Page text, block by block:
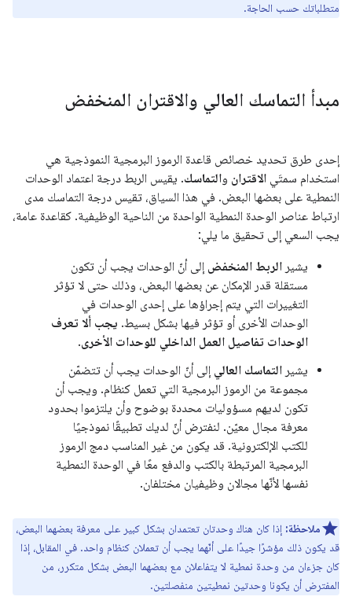
متطلباتك حسب الحاجة.
مبدأ التماسك العالي والاقتران المنخفض
إحدى طرق تحديد خصائص قاعدة الرموز البرمجية النموذجية هي
استخدام سمتَي الاقتران والتماسك. يقيس الربط درجة اعتماد الوحدات
النمطية على بعضها البعض. في هذا السياق، تقيس درجة التماسك مدى
ارتباط عناصر الوحدة النمطية الواحدة من الناحية الوظيفية. كقاعدة عامة،
يجب السعي إلى تحقيق ما يلي:
يشير الربط المنخفض إلى أنّ الوحدات يجب أن تكون
مستقلة قدر الإمكان عن بعضها البعض، وذلك حتى لا تؤثر
التغييرات التي يتم إجراؤها على إحدى الوحدات في
الوحدات الأخرى أو تؤثر فيها بشكل بسيط. يجب ألا تعرف
الوحدات تفاصيل العمل الداخلي للوحدات الأخرى.
يشير التماسك العالي إلى أنّ الوحدات يجب أن تتضمّن
مجموعة من الرموز البرمجية التي تعمل كنظام. ويجب أن
تكون لديهم مسؤوليات محددة بوضوح وأن يلتزموا بحدود
معرفة مجال معيّن. لنفترض أنّ لديك تطبيقًا نموذجيًا
للكتب الإلكترونية. قد يكون من غير المناسب دمج الرموز
البرمجية المرتبطة بالكتب والدفع معًا في الوحدة النمطية
نفسها لأنّها مجالان وظيفيان مختلفان.
ملاحظة: إذا كان هناك وحدتان تعتمدان بشكل كبير على معرفة بعضهما البعض،
قد يكون ذلك مؤشرًا جيدًا على أنّهما يجب أن تعملان كنظام واحد. في المقابل، إذا
كان جزءان من وحدة نمطية لا يتفاعلان مع بعضهما البعض بشكل متكرر، من
المفترض أن يكونا وحدتين نمطيتين منفصلتين.